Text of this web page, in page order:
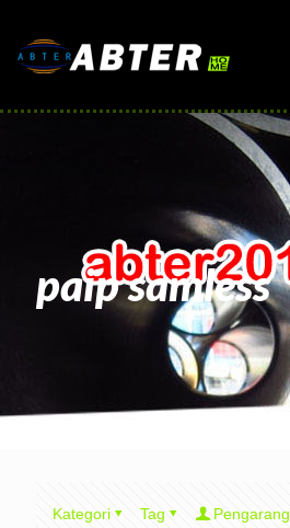
paip samless
Kategori Tag
Pengarang